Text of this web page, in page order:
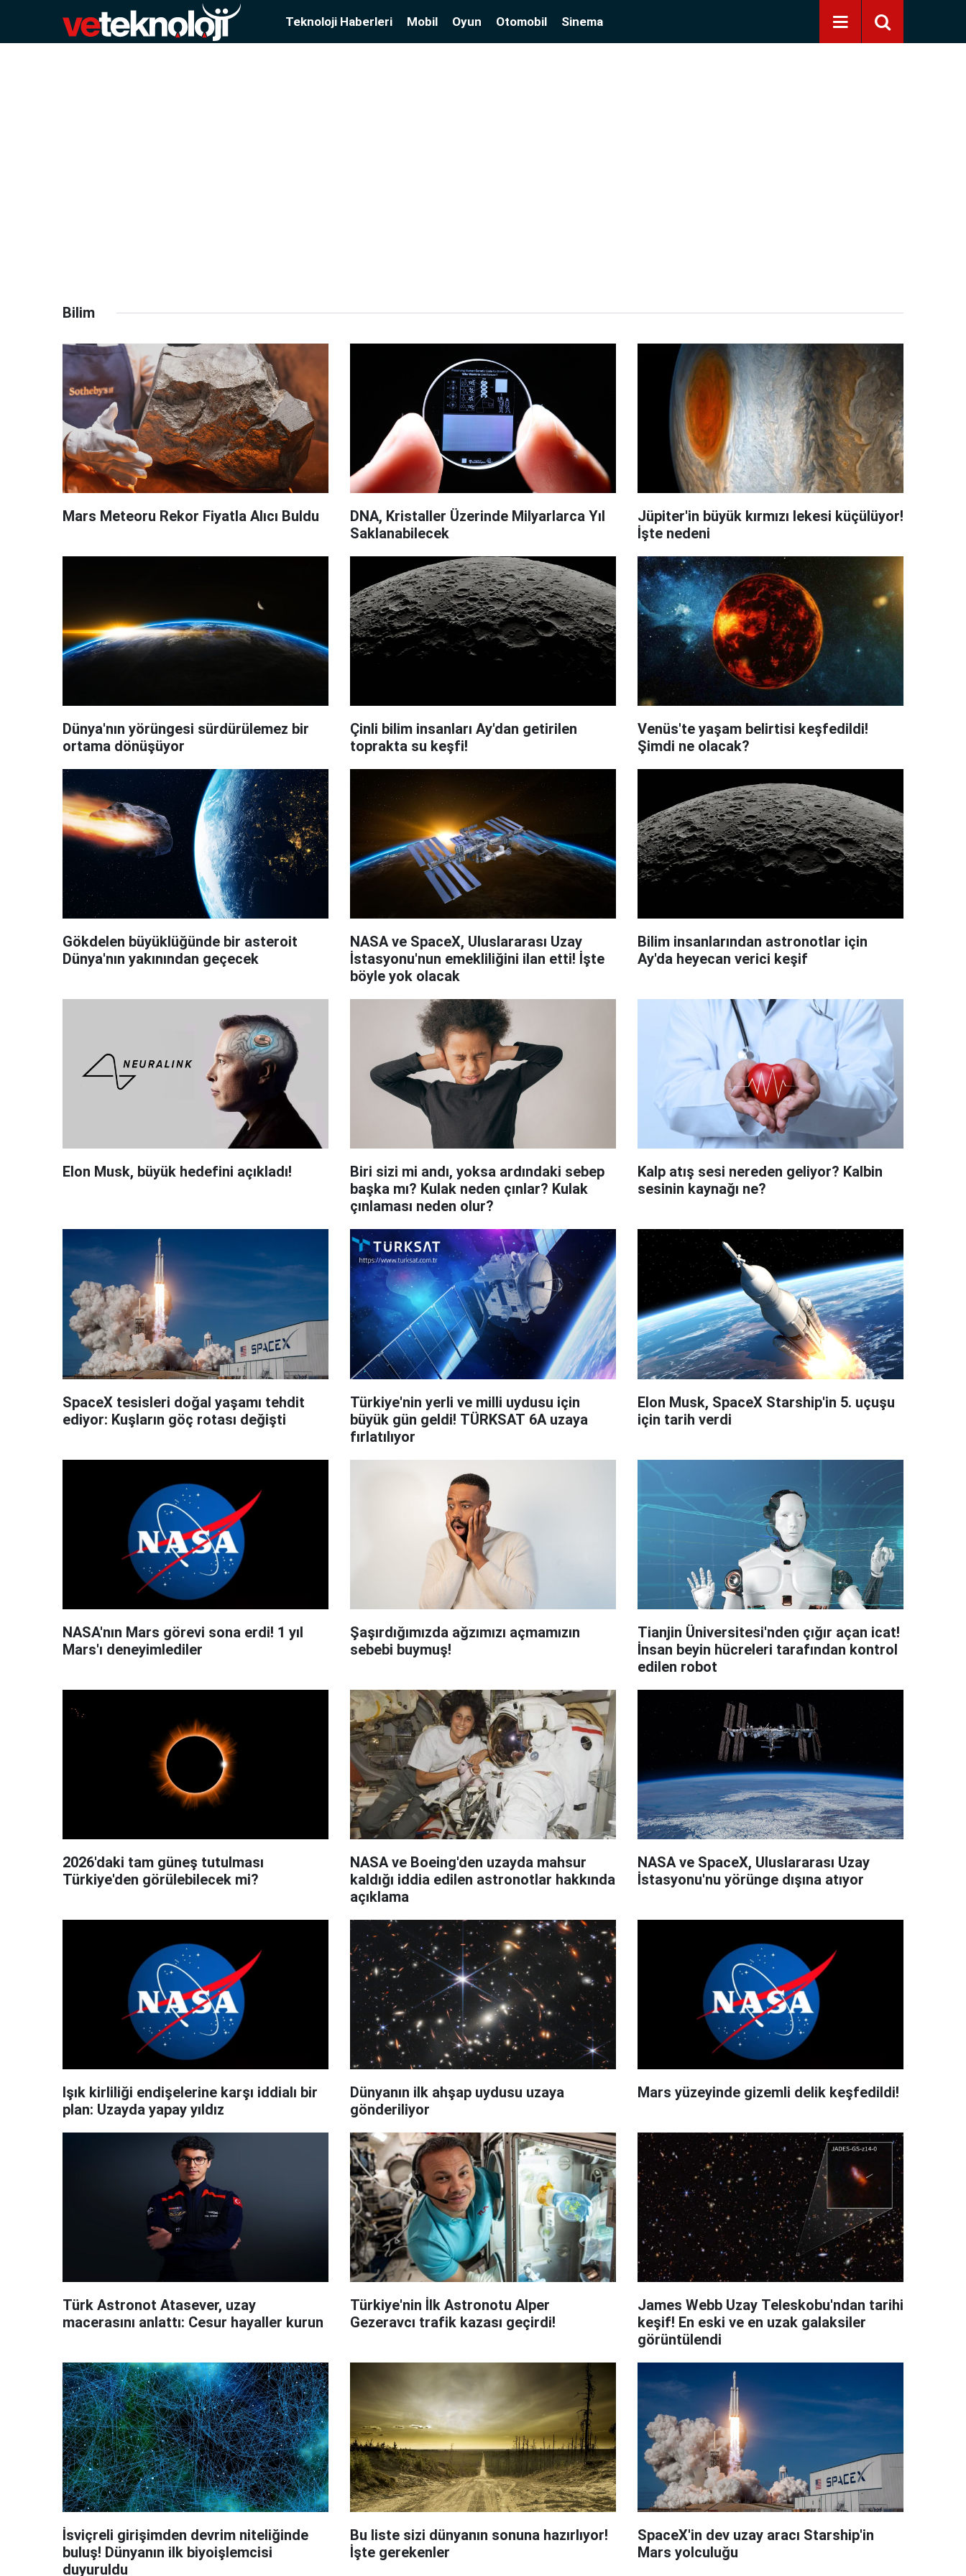
Teknoloji Haberleri Mobil Oyun Otomobil Sinema
Bilim
Mars Meteoru Rekor Fiyatla Alıcı Buldu
DNA, Kristaller Üzerinde Milyarlarca Yıl
Saklanabilecek
Jüpiter'in büyük kırmızı lekesi küçülüyor!
İşte nedeni
Dünya'nın yörüngesi sürdürülemez bir
ortama dönüşüyor
Çinli bilim insanları Ay'dan getirilen
toprakta su keşfi!
Venüs'te yaşam belirtisi keşfedildi!
Şimdi ne olacak?
Gökdelen büyüklüğünde bir asteroit
Dünya'nın yakınından geçecek
NASA ve SpaceX, Uluslararası Uzay
İstasyonu'nun emekliliğini ilan etti! İşte
böyle yok olacak
Bilim insanlarından astronotlar için
Ay'da heyecan verici keşif
Elon Musk, büyük hedefini açıkladı!
Biri sizi mi andı, yoksa ardındaki sebep
başka mı? Kulak neden çınlar? Kulak
çınlaması neden olur?
Kalp atış sesi nereden geliyor? Kalbin
sesinin kaynağı ne?
SpaceX tesisleri doğal yaşamı tehdit
ediyor: Kuşların göç rotası değişti
Türkiye'nin yerli ve milli uydusu için
büyük gün geldi! TÜRKSAT 6A uzaya
fırlatılıyor
Elon Musk, SpaceX Starship'in 5. uçuşu
için tarih verdi
NASA'nın Mars görevi sona erdi! 1 yıl
Mars'ı deneyimlediler
Şaşırdığımızda ağzımızı açmamızın
sebebi buymuş!
Tianjin Üniversitesi'nden çığır açan icat!
İnsan beyin hücreleri tarafından kontrol
edilen robot
2026'daki tam güneş tutulması
Türkiye'den görülebilecek mi?
NASA ve Boeing'den uzayda mahsur
kaldığı iddia edilen astronotlar hakkında
açıklama
NASA ve SpaceX, Uluslararası Uzay
İstasyonu'nu yörünge dışına atıyor
Işık kirliliği endişelerine karşı iddialı bir
plan: Uzayda yapay yıldız
Dünyanın ilk ahşap uydusu uzaya
gönderiliyor
Mars yüzeyinde gizemli delik keşfedildi!
Türk Astronot Atasever, uzay
macerasını anlattı: Cesur hayaller kurun
Türkiye'nin İlk Astronotu Alper
Gezeravcı trafik kazası geçirdi!
James Webb Uzay Teleskobu'ndan tarihi
keşif! En eski ve en uzak galaksiler
görüntülendi
İsviçreli girişimden devrim niteliğinde
buluş! Dünyanın ilk biyoişlemcisi
duyuruldu
Bu liste sizi dünyanın sonuna hazırlıyor!
İşte gerekenler
SpaceX'in dev uzay aracı Starship'in
Mars yolculuğu